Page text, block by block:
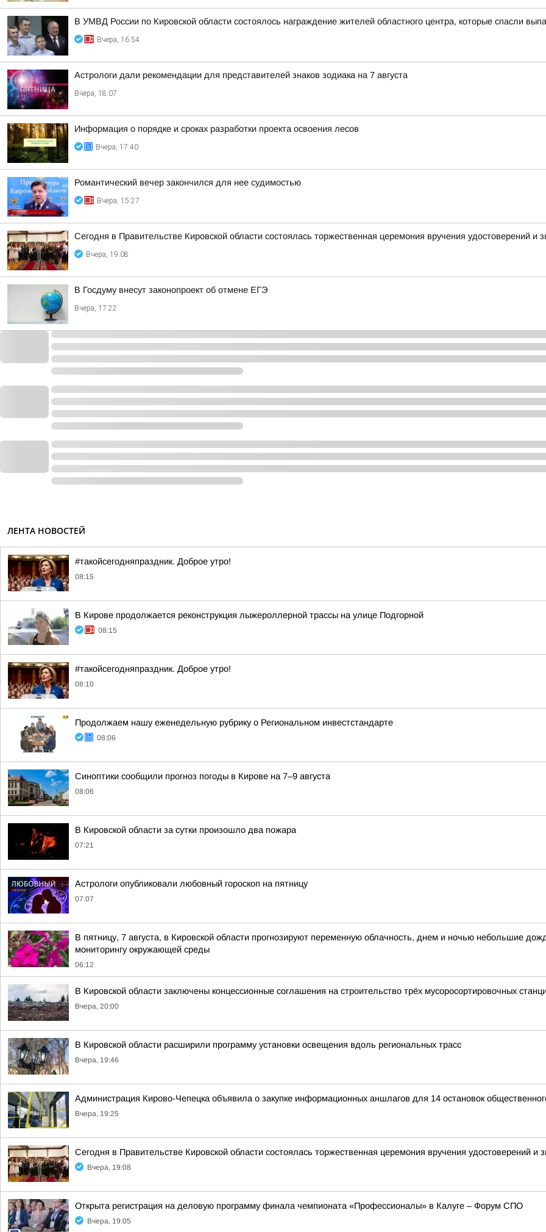
В УМВД России по Кировской области состоялось награждение жителей областного центра, которые спасли
Вчера, 16:54
Астрологи дали рекомендации для представителей знаков зодиака на 7 августа
Вчера, 18:07
Информация о порядке и сроках разработки проекта освоения лесов
Вчера, 17:40
Романтический вечер закончился для нее судимостью
Вчера, 15:27
Сегодня в Правительстве Кировской области состоялась торжественная церемония вручения удостоверений и
Вчера, 19:08
В Госдуму внесут законопроект об отмене ЕГЭ
Вчера, 17:22
ЛЕНТА НОВОСТЕЙ
#такойсегодняпраздник. Доброе утро!
08:15
В Кирове продолжается реконструкция лыжероллерной трассы на улице Подгорной
08:15
#такойсегодняпраздник. Доброе утро!
08:10
Продолжаем нашу еженедельную рубрику о Региональном инвестстандарте
08:06
Синоптики сообщили прогноз погоды в Кирове на 7–9 августа
08:06
В Кировской области за сутки произошло два пожара
07:21
Астрологи опубликовали любовный гороскоп на пятницу
07:07
В пятницу, 7 августа, в Кировской области прогнозируют переменную облачность, днем и ночью небольшие
мониторингу окружающей среды
06:12
В Кировской области заключены концессионные соглашения на строительство трёх мусоросортировочных
Вчера, 20:00
В Кировской области расширили программу установки освещения вдоль региональных трасс
Вчера, 19:46
Администрация Кирово-Чепецка объявила о закупке информационных аншлагов для 14 остановок
Вчера, 19:25
Сегодня в Правительстве Кировской области состоялась торжественная церемония вручения удостоверений и
Вчера, 19:08
Открыта регистрация на деловую программу финала чемпионата «Профессионалы» в Калуге – Форум СПО
Вчера, 19:05